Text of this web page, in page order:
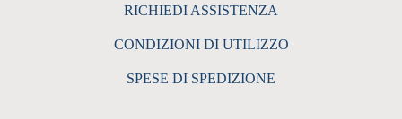
RICHIEDI ASSISTENZA
CONDIZIONI DI UTILIZZO
SPESE DI SPEDIZIONE